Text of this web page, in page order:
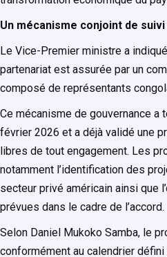
Un mécanisme conjoint de
Le Vice-Premier ministre a
partenariat est assurée par un
composé de représentants
Ce mécanisme de gouvernance a
février 2026 et a déjà validé une
libres de tout engagement. Les
notamment l’identification des
secteur privé américain ainsi que
prévues dans le cadre de l’accord.
Selon Daniel Mukoko Samba, le
conformément au calendrier